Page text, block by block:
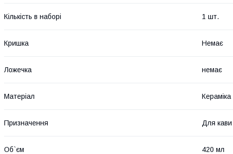
Кількість в наборі 1 шт.
Кришка Немає
Ложечка немає
Матеріал Кераміка
Призначення Для
Об`єм 420 мл